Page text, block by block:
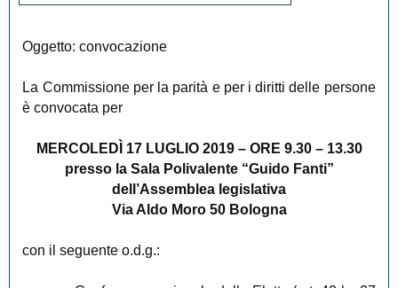
Oggetto: convocazione
La Commissione per la parità e per i diritti delle persone
è convocata per
MERCOLEDÌ 17 LUGLIO 2019 – ORE 9.30 – 13.30
presso la Sala Polivalente “Guido Fanti”
dell’Assemblea legislativa
Via Aldo Moro 50 Bologna
con il seguente o.d.g.: